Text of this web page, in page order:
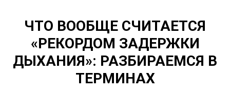
ЧТО ВООБЩЕ СЧИТАЕТСЯ
«РЕКОРДОМ ЗАДЕРЖКИ
ДЫХАНИЯ»: РАЗБИРАЕМСЯ В
ТЕРМИНАХ